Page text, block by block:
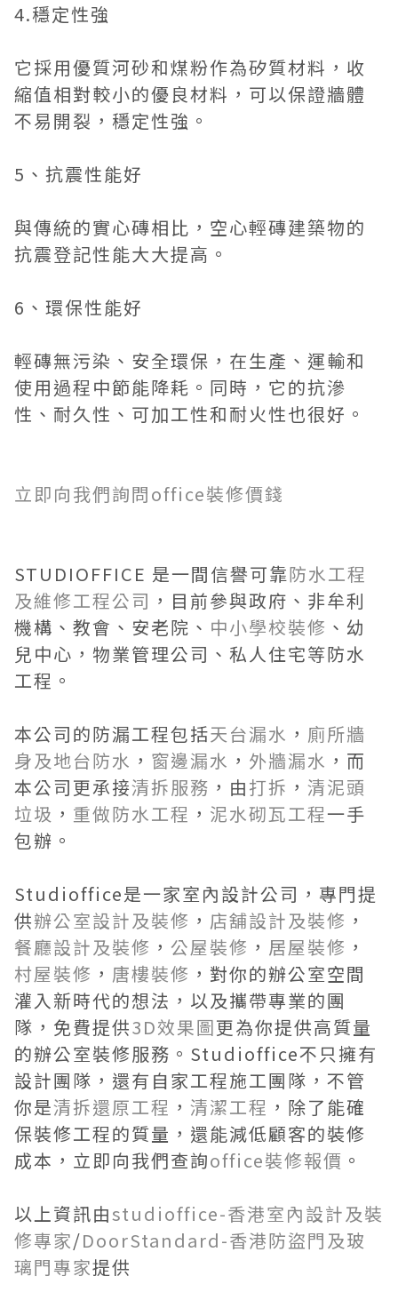
4.穩定性強
它採用優質河砂和煤粉作為矽質材料，收
縮值相對較小的優良材料，可以保證牆體
不易開裂，穩定性強。
5、抗震性能好
與傳統的實心磚相比，空心輕磚建築物的
抗震登記性能大大提高。
6、環保性能好
輕磚無污染、安全環保，在生產、運輸和
使用過程中節能降耗。同時，它的抗滲
性、耐久性、可加工性和耐火性也很好。
立即向我們詢問office裝修價錢
STUDIOFFICE 是一間信譽可靠防水工程
及維修工程公司 ，目前參與政府、非牟利
機構、教會、安老院、 中小學校裝修 、幼
兒中心，物業管理公司、私人住宅等防水
工程。
本公司的防漏工程包括天台漏水 ， 廁所牆
身及地台防水 ， 窗邊漏水 ， 外牆漏水 ，而
本公司更承接清拆服務 ，由打拆 ， 清泥頭
垃圾 ， 重做防水工程 ， 泥水砌瓦工程一手
包辦。
Studioffice是一家室內設計公司，專門提
供辦公室設計及裝修 ， 店舖設計及裝修 ，
餐廳設計及裝修 ， 公屋裝修 ， 居屋裝修 ，
村屋裝修 ， 唐樓裝修 ，對你的辦公室空間
灌入新時代的想法，以及攜帶專業的團
隊，免費提供3D效果圖更為你提供高質量
的辦公室裝修服務。Studioffice不只擁有
設計團隊，還有自家工程施工團隊，不管
你是清拆還原工程 ， 清潔工程 ，除了能確
保裝修工程的質量，還能減低顧客的裝修
成本，立即向我們查詢office裝修報價 。
以上資訊由studioffice-香港室內設計及裝
修專家/DoorStandard-香港防盜門及玻
璃門專家提供